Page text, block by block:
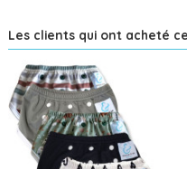
Les clients qui ont acheté